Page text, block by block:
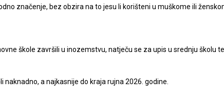
značenje, bez obzira na to jesu li korišteni u muškome ili
škole završili u inozemstvu, natječu se za upis u srednju školu
a najkasnije do kraja rujna 2026. godine.